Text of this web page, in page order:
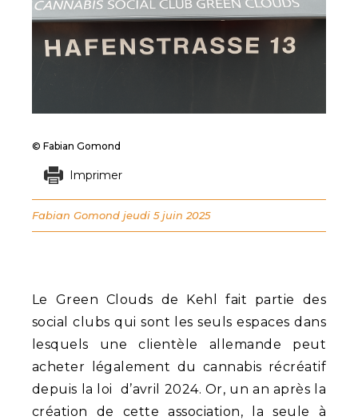
Le Green Clouds de Kehl fait partie des
social clubs qui sont les seuls espaces dans
lesquels une clientèle allemande peut
acheter légalement du cannabis récréatif
depuis la loi d’avril 2024. Or, un an après la
création de cette association, la seule à
© Fabian Gomond
Imprimer
Fabian Gomond jeudi 5 juin 2025